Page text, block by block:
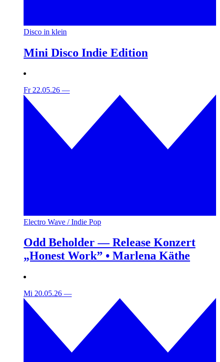
Disco in klein
Mini Disco Indie Edition
Fr 22.05.26 —
Electro Wave / Indie Pop
Odd Beholder — Release Konzert
„Honest Work” • Marlena Käthe
Mi 20.05.26 —